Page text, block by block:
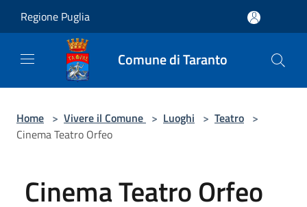
Regione Puglia
Comune di Taranto
Home > Vivere il Comune > Luoghi > Teatro >
Cinema Teatro Orfeo
Cinema Teatro Orfeo